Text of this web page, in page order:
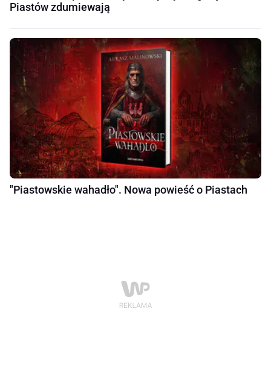
Piastów zdumiewają
"Piastowskie wahadło". Nowa powieść o Piastach